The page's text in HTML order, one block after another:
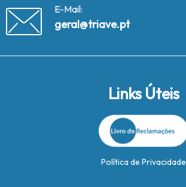
E-Mail:
geral@triave.pt
Links Úteis
Política de Privacidade